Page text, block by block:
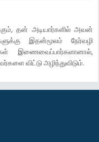
தன் அடியார்களில் அவன்
இதன்மூலம் நேர்வழி
இணைவைப்பார்களானால்,
விட்டு அழிந்துவிடும்.